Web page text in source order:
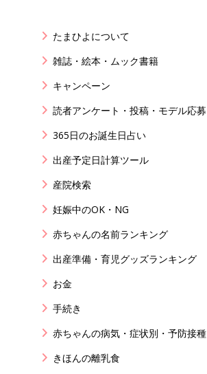
たまひよについて
雑誌・絵本・ムック書籍
キャンペーン
読者アンケート・投稿・モデル応募
365日のお誕生日占い
出産予定日計算ツール
産院検索
妊娠中のOK・NG
赤ちゃんの名前ランキング
出産準備・育児グッズランキング
お金
手続き
赤ちゃんの病気・症状別・予防接種
きほんの離乳食